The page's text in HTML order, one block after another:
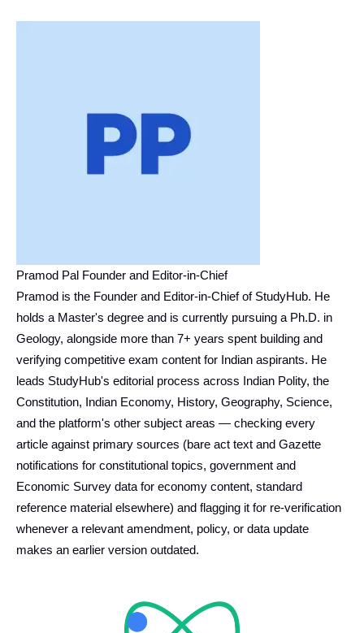
Pramod Pal Founder and Editor-in-Chief
Pramod is the Founder and Editor-in-Chief of StudyHub. He
holds a Master's degree and is currently pursuing a Ph.D. in
Geology, alongside more than 7+ years spent building and
verifying competitive exam content for Indian aspirants. He
leads StudyHub's editorial process across Indian Polity, the
Constitution, Indian Economy, History, Geography, Science,
and the platform's other subject areas — checking every
article against primary sources (bare act text and Gazette
notifications for constitutional topics, government and
Economic Survey data for economy content, standard
reference material elsewhere) and flagging it for re-verification
whenever a relevant amendment, policy, or data update
makes an earlier version outdated.